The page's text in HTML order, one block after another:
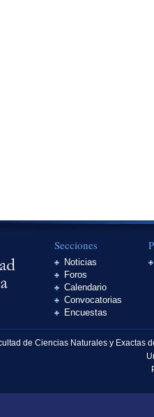
Secciones
Noticias
Foros
Calendario
Convocatorias
Encuestas
de Ciencias Naturales y